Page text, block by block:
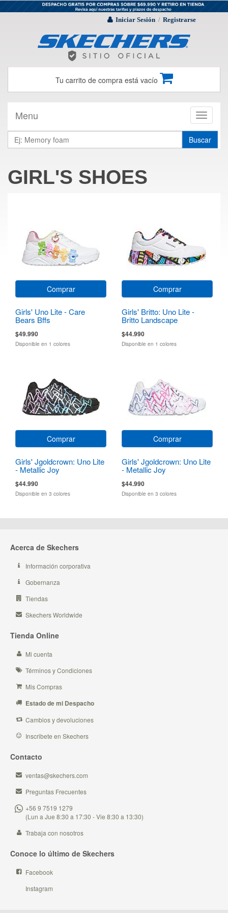
Iniciar Sesión / Registrarse
Tu carrito de compra está vacío
Toggle
Menu
Buscar
GIRL'S SHOES
Comprar
Girls' Uno Lite - Care
Bears Bffs
$49.990
Disponible en 1 colores
Comprar
Girls' Britto: Uno Lite -
Britto Landscape
$44.990
Disponible en 1 colores
Comprar
Girls' Jgoldcrown: Uno Lite
- Metallic Joy
$44.990
Disponible en 3 colores
Comprar
Girls' Jgoldcrown: Uno Lite
- Metallic Joy
$44.990
Disponible en 3 colores
Acerca de Skechers
Información corporativa
Gobernanza
Tiendas
Skechers Worldwide
Tienda Online
Mi cuenta
Términos y Condiciones
Mis Compras
Estado de mi Despacho
Cambios y devoluciones
Inscribete en Skechers
Contacto
ventas@skechers.com
Preguntas Frecuentes
+56 9 7519 1279
(Lun a Jue 8:30 a 17:30 - Vie 8:30 a 13:30)
Trabaja con nosotros
Conoce lo último de Skechers
Facebook
Instagram